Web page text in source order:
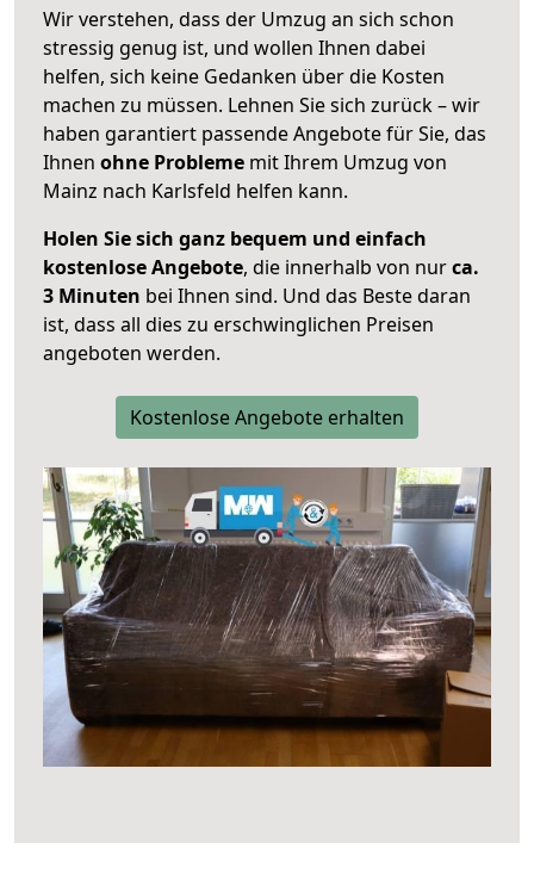
Wir verstehen, dass der Umzug an sich schon
stressig genug ist, und wollen Ihnen dabei
helfen, sich keine Gedanken über die Kosten
machen zu müssen. Lehnen Sie sich zurück – wir
haben garantiert passende Angebote für Sie, das
Ihnen ohne Probleme mit Ihrem Umzug von
Mainz nach Karlsfeld helfen kann.
Holen Sie sich ganz bequem und einfach
kostenlose Angebote, die innerhalb von nurca.
3 Minuten bei Ihnen sind. Und das Beste daran
ist, dass all dies zu erschwinglichen Preisen
angeboten werden.
Kostenlose Angebote erhalten